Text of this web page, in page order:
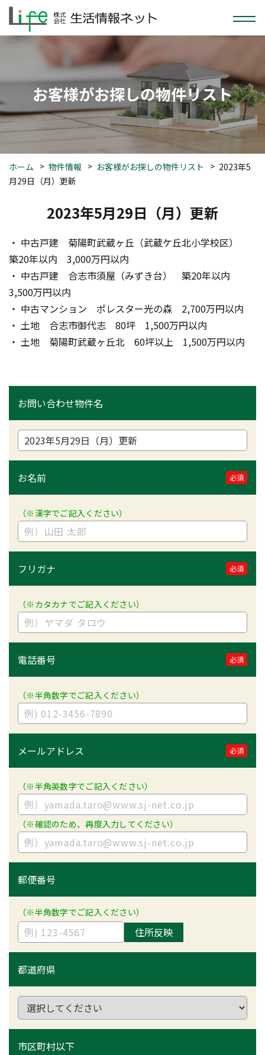
お客様がお探しの物件リスト
ホーム 物件情報 お客様がお探しの物件リスト
2023年5
月29日（月）更新
2023年5月29日（月）更新
・ 中古戸建　菊陽町武蔵ヶ丘（武蔵ケ丘北小学校区）
築20年以内　3,000万円以内
・ 中古戸建　合志市須屋（みずき台）　築20年以内
3,500万円以内
・ 中古マンション　ポレスター光の森　2,700万円以内
・ 土地　合志市御代志　80坪　1,500万円以内
・ 土地　菊陽町武蔵ヶ丘北　60坪以上　1,500万円以内
お問い合わせ物件名
お名前 必須
（※漢字でご記入ください）
フリガナ 必須
（※カタカナでご記入ください）
電話番号 必須
（※半角数字でご記入ください）
メールアドレス 必須
（※半角英数字でご記入ください）
（※確認のため、再度入力してください）
郵便番号
（※半角数字でご記入ください）
住所反映
都道府県
市区町村以下